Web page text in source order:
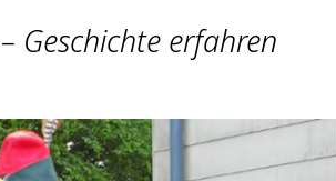
Geschichte erfahren